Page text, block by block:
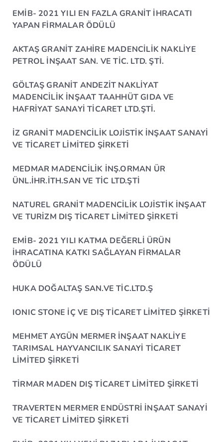
EMİB- 2021 YILI EN FAZLA GRANİT İHRACATI
YAPAN FİRMALAR ÖDÜLÜ
AKTAŞ GRANİT ZAHİRE MADENCİLİK NAKLİYE
PETROL İNŞAAT SAN. VE TİC. LTD. ŞTİ.
GÖLTAŞ GRANİT ANDEZİT NAKLİYAT
MADENCİLİK İNŞAAT TAAHHÜT GIDA VE
HAFRİYAT SANAYİ TİCARET LTD.ŞTİ.
İZ GRANİT MADENCİLİK LOJİSTİK İNŞAAT SANAYİ
VE TİCARET LİMİTED ŞİRKETİ
MEDMAR MADENCİLİK İNŞ.ORMAN ÜR
ÜNL.İHR.İTH.SAN VE TİC LTD.ŞTİ
NATUREL GRANİT MADENCİLİK LOJİSTİK İNŞAAT
VE TURİZM DIŞ TİCARET LİMİTED ŞİRKETİ
EMİB- 2021 YILI KATMA DEĞERLİ ÜRÜN
İHRACATINA KATKI SAĞLAYAN FİRMALAR
ÖDÜLÜ
HUKA DOĞALTAŞ SAN.VE TİC.LTD.Ş
IONIC STONE İÇ VE DIŞ TİCARET LİMİTED ŞİRKETİ
MEHMET AYGÜN MERMER İNŞAAT NAKLİYE
TARIMSAL HAYVANCILIK SANAYİ TİCARET
LİMİTED ŞİRKETİ
TİRMAR MADEN DIŞ TİCARET LİMİTED ŞİRKETİ
TRAVERTEN MERMER ENDÜSTRİ İNŞAAT SANAYİ
VE TİCARET LİMİTED ŞİRKETİ